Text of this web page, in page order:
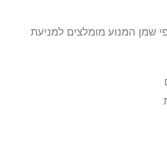
שמן המנוע מומלצים למניעת